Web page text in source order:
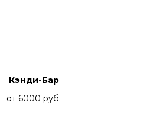
Кэнди-Бар
от 6000 руб.